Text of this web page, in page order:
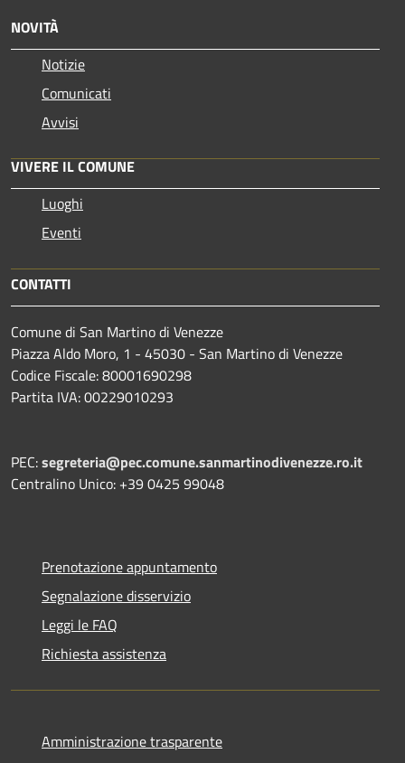
NOVITÀ
Notizie
Comunicati
Avvisi
VIVERE IL COMUNE
Luoghi
Eventi
CONTATTI
Comune di San Martino di Venezze
Piazza Aldo Moro, 1 - 45030 - San Martino di Venezze
Codice Fiscale: 80001690298
Partita IVA: 00229010293
PEC:segreteria@pec.comune.sanmartinodivenezze.ro.it
Centralino Unico: +39 0425 99048
Prenotazione appuntamento
Segnalazione disservizio
Leggi le FAQ
Richiesta assistenza
Amministrazione trasparente